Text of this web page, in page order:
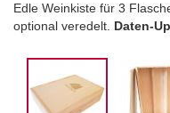
Edle Weinkiste für 3
optional veredelt. Daten-